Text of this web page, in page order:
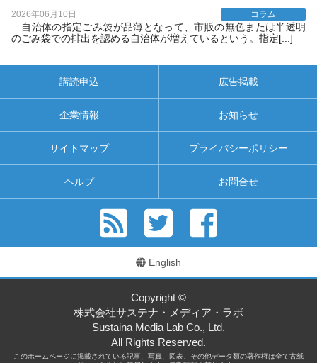
2026年06月10日 コラム
自治体の指定ごみ袋が品薄となって、市販の無色または半透明
のごみ袋での排出を認める自治体が増えているという。指定[...]
講読申込 広告掲載
企業情報 お知らせ
サイトマップ プライバシーポリシー
ヘルプ お問合せ
English
Copyright ©
株式会社サステナ・メディア・ラボ
Sustaina Media Lab Co., Ltd.
All Rights Reserved.
このホームページに掲載されている記事、写真、図表、その他データ類の著作権は全て古紙